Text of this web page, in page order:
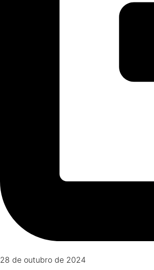
28 de outubro de 2024